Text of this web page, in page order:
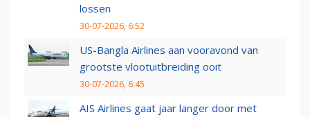
lossen
30-07-2026, 6:52
US-Bangla Airlines aan vooravond van
grootste vlootuitbreiding ooit
30-07-2026, 6:45
AIS Airlines gaat jaar langer door met